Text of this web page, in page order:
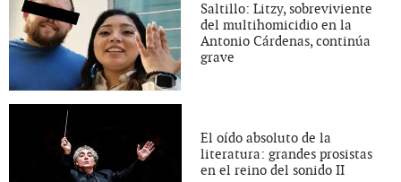
Saltillo: Litzy, sobreviviente
del multihomicidio en la
Antonio Cárdenas, continúa
grave
El oído absoluto de la
literatura: grandes prosistas
en el reino del sonido II